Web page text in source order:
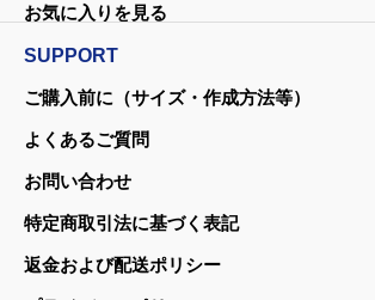
お気に入りを見る
SUPPORT
ご購入前に（サイズ・作成方法等）
よくあるご質問
お問い合わせ
特定商取引法に基づく表記
返金および配送ポリシー